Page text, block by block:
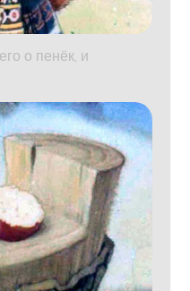
о пенёк, и